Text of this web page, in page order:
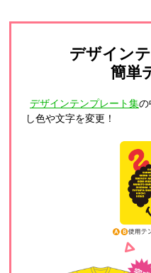
デザイン
簡単
デザインテンプレート集の
し色や文字を変更！